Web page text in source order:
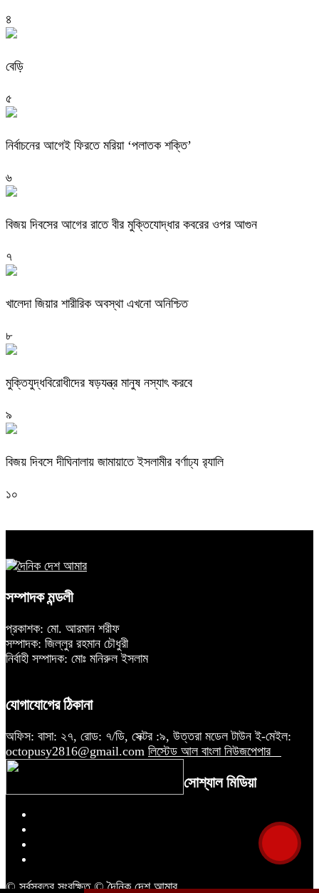
৪
বেড়ি
৫
নির্বাচনের আগেই ফিরতে মরিয়া ‘পলাতক শক্তি’
৬
বিজয় দিবসের আগের রাতে বীর মুক্তিযোদ্ধার কবরের ওপর আগুন
৭
খালেদা জিয়ার শারীরিক অবস্থা এখনো অনিশ্চিত
৮
মুক্তিযুদ্ধবিরোধীদের ষড়যন্ত্র মানুষ নস্যাৎ করবে
৯
বিজয় দিবসে দীঘিনালায় জামায়াতে ইসলামীর বর্ণাঢ্য র‍্যালি
১০
সম্পাদক মন্ডলী
প্রকাশক: মো. আরমান শরীফ
সম্পাদক: জিল্লুর রহমান চৌধুরী
নির্বাহী সম্পাদক: মোঃ মনিরুল ইসলাম
যোগাযোগের ঠিকানা
অফিস: বাসা: ২৭, রোড: ৭/ডি, সেক্টর :৯, উত্তরা মডেল টাউন ই-মেইল:
octopusy2816@gmail.com লিস্টেড আল বাংলা নিউজপেপার
সোশ্যাল মিডিয়া
© সর্বস্বত্ব সংরক্ষিত © দৈনিক দেশ আমার